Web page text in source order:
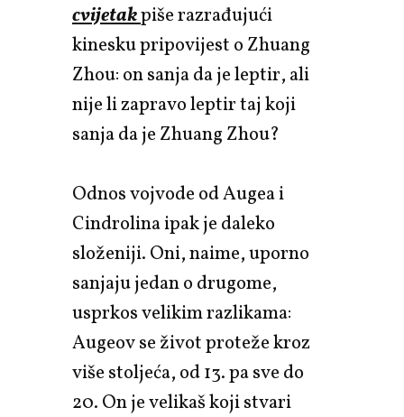
cvijetakpiše razrađujući
kinesku pripovijest o Zhuang
Zhou: on sanja da je leptir, ali
nije li zapravo leptir taj koji
sanja da je Zhuang Zhou?
Odnos vojvode od Augea i
Cindrolina ipak je daleko
složeniji. Oni, naime, uporno
sanjaju jedan o drugome,
usprkos velikim razlikama:
Augeov se život proteže kroz
više stoljeća, od 13. pa sve do
20. On je velikaš koji stvari